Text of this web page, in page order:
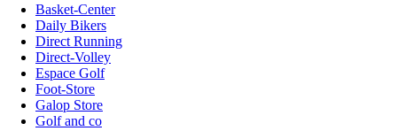
Basket-Center
Daily Bikers
Direct Running
Direct-Volley
Espace Golf
Foot-Store
Galop Store
Golf and co